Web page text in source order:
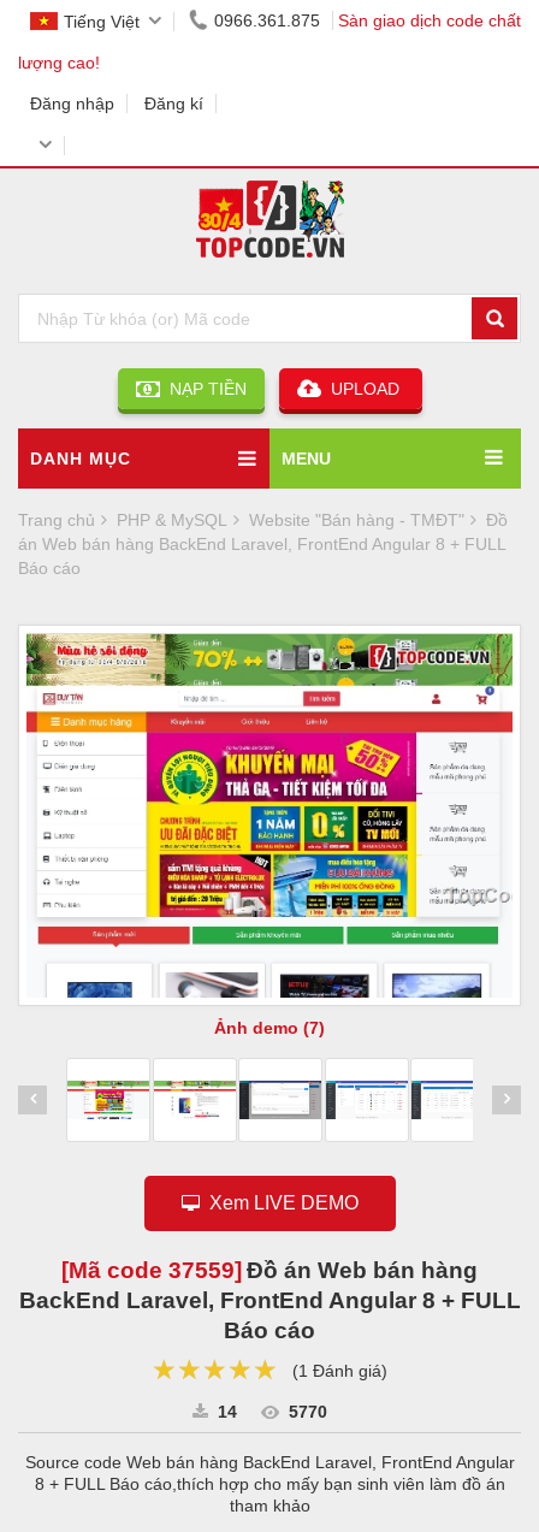
Tiếng Việt 0966.361.875 Sàn giao dịch code chất
lượng cao!
Đăng nhập Đăng kí
NẠP TIỀN UPLOAD
DANH MỤC MENU
Trang chủ PHP & MySQL Website "Bán hàng - TMĐT"
Đồ
án Web bán hàng BackEnd Laravel, FrontEnd Angular 8 + FULL
Báo cáo
Ảnh demo (7)
Xem LIVE DEMO
[Mã code 37559] Đồ án Web bán hàng
BackEnd Laravel, FrontEnd Angular 8 + FULL
Báo cáo
★★★★★
★★★★★
★★★★★ (1 Đánh giá)
14 5770
Source code Web bán hàng BackEnd Laravel, FrontEnd Angular
8 + FULL Báo cáo,thích hợp cho mấy bạn sinh viên làm đồ án
tham khảo